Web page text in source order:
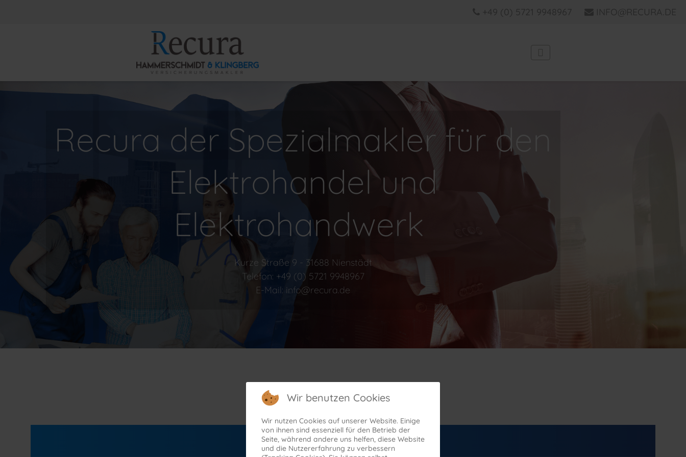
Recura der Spezialmakler für den
Elektrohandel und
Elektrohandwerk
Kurze Straße 9 - 31688 Nienstädt
Telefon: +49 (0) 5721 9948967
E-Mail: info@recura.de
Sachabsicherung
Wir benutzen Cookies
Wir nutzen Cookies auf unserer Website. Einige
von ihnen sind essenziell für den Betrieb der
Seite, während andere uns helfen, diese Website
und die Nutzererfahrung zu verbessern